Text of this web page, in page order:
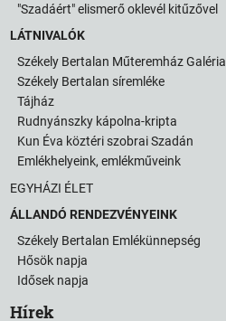
"Szadáért" elismerő oklevél kitűzővel
LÁTNIVALÓK
Székely Bertalan Műteremház Galéria
Székely Bertalan síremléke
Tájház
Rudnyánszky kápolna-kripta
Kun Éva köztéri szobrai Szadán
Emlékhelyeink, emlékműveink
EGYHÁZI ÉLET
ÁLLANDÓ RENDEZVÉNYEINK
Székely Bertalan Emlékünnepség
Hősök napja
Idősek napja
Hírek